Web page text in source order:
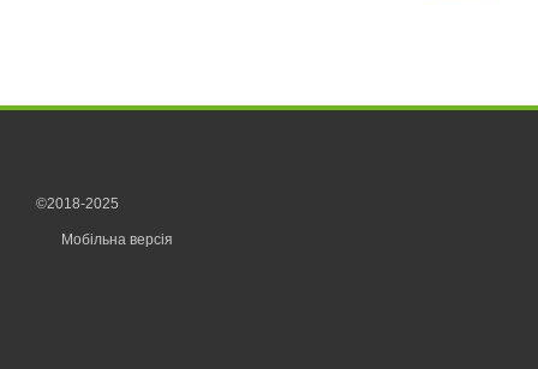
©2018-2025
Мобільна версія